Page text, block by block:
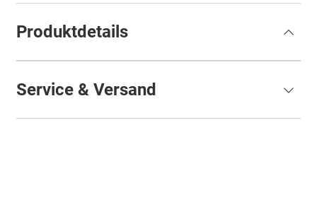
Produktdetails
Service & Versand